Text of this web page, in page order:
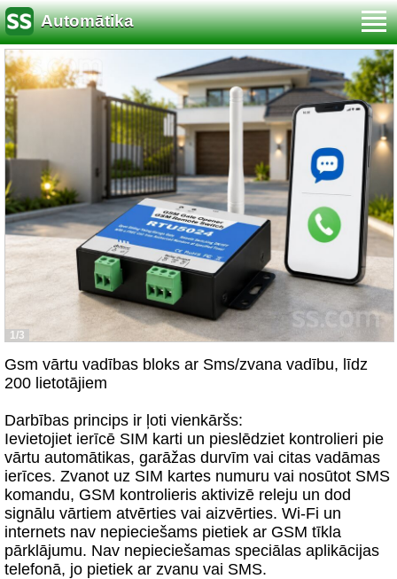
Automātika
1/3
Gsm vārtu vadības bloks ar Sms/zvana vadību, līdz
200 lietotājiem
Darbības princips ir ļoti vienkāršs:
Ievietojiet ierīcē SIM karti un pieslēdziet kontrolieri pie
vārtu automātikas, garāžas durvīm vai citas vadāmas
ierīces. Zvanot uz SIM kartes numuru vai nosūtot SMS
komandu, GSM kontrolieris aktivizē releju un dod
signālu vārtiem atvērties vai aizvērties. Wi-Fi un
internets nav nepieciešams pietiek ar GSM tīkla
pārklājumu. Nav nepieciešamas speciālas aplikācijas
telefonā, jo pietiek ar zvanu vai SMS.